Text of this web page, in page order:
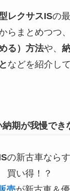
レクサスISの
らまとめつつ
る）方法や、
などを紹介し
納期が我慢でき
の新古車なら
買い得！？